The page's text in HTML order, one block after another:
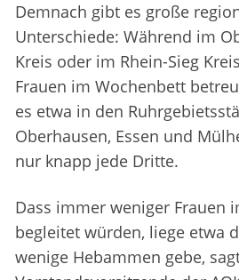
Demnach gibt es große
Unterschiede: Während im
Kreis oder im Rhein-Sieg
Frauen im Wochenbett
es etwa in den
Oberhausen, Essen und
nur knapp jede Dritte.
Dass immer weniger Frauen
begleitet würden, liege etwa
wenige Hebammen gebe,